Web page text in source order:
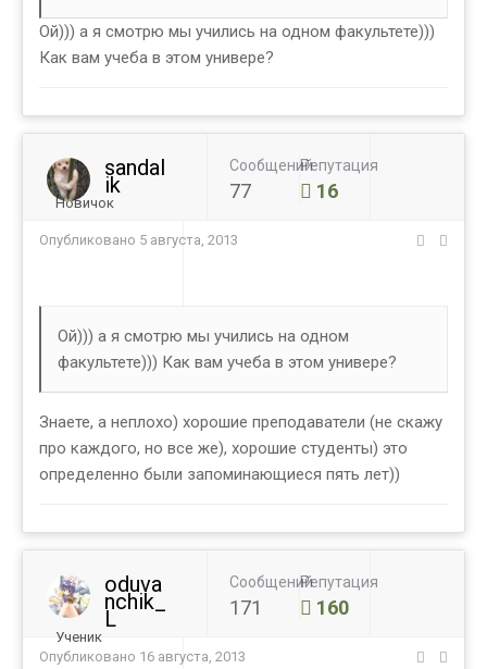
Ой))) а я смотрю мы учились на одном факультете)))
Как вам учеба в этом универе?
sandal
ik
Новичок
Сообщений
77
Репутация
16
Опубликовано 5 августа, 2013
Ой))) а я смотрю мы учились на одном
факультете))) Как вам учеба в этом универе?
Знаете, а неплохо) хорошие преподаватели (не скажу
про каждого, но все же), хорошие студенты) это
определенно были запоминающиеся пять лет))
oduva
nchik_
L
Ученик
Сообщений
171
Репутация
160
Опубликовано 16 августа, 2013